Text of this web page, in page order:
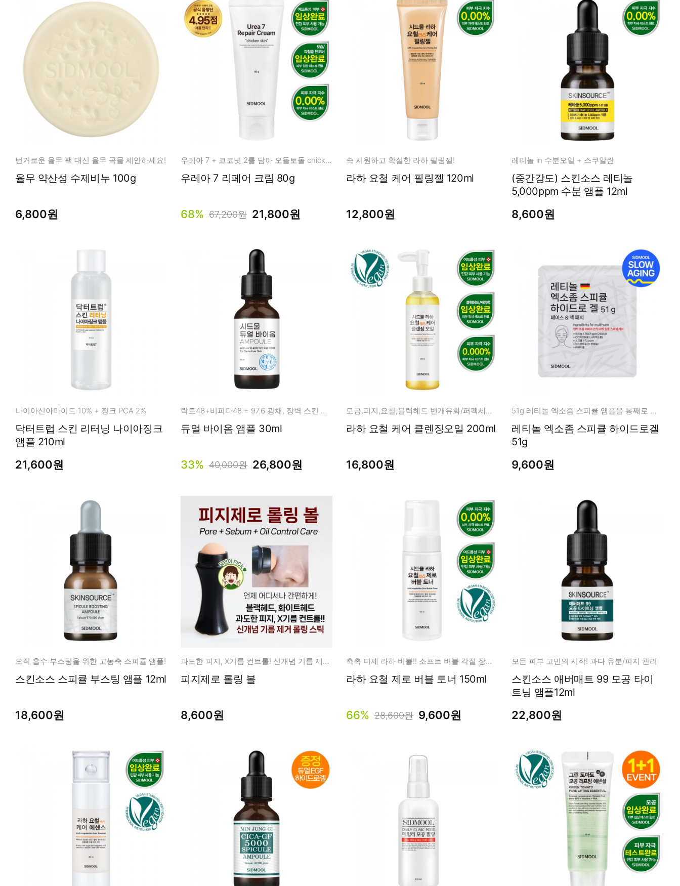
번거로운 율무 팩 대신 율무 곡물 세안하세요!
율무 약산성 수제비누 100g
6,800원
우레아 7 + 코코넛 2를 담아 오돌토돌 chicken skin 케어!
우레아 7 리페어 크림 80g
68% 67,200원 21,800원
속 시원하고 확실한 라하 필링젤!
라하 요철 케어 필링젤 120ml
12,800원
레티놀 in 수분오일 + 스쿠알란
(중간강도) 스킨소스 레티놀
5,000ppm 수분 앰플 12ml
8,600원
나이아신아마이드 10% + 징크 PCA 2%
닥터트럽 스킨 리터닝 나이아징크
앰플 210ml
21,600원
락토48+비피다48 = 97.6 광채, 장벽 스킨 케어
듀얼 바이옴 앰플 30ml
33% 40,000원 26,800원
모공,피지,요철,블랙헤드 번개유화/퍼펙세정/데일리사용
라하 요철 케어 클렌징오일 200ml
16,800원
51g 레티놀 엑소좀 스피큘 앰플을 통째로 담은 귀한 스페셜 팩
레티놀 엑소좀 스피큘 하이드로겔
51g
9,600원
오직 흡수 부스팅을 위한 고농축 스피큘 앰플!
스킨소스 스피큘 부스팅 앰플 12ml
18,600원
과도한 피지, X기름 컨트롤! 신개념 기름 제거 롤링 스틱
피지제로 롤링 볼
8,600원
촉촉 미세 라하 버블!! 소프트 버블 각질 장벽 케어!
라하 요철 제로 버블 토너 150ml
66% 28,600원 9,600원
모든 피부 고민의 시작! 과다 유분/피지 관리
스킨소스 애버매트 99 모공 타이
트닝 앰플12ml
22,800원